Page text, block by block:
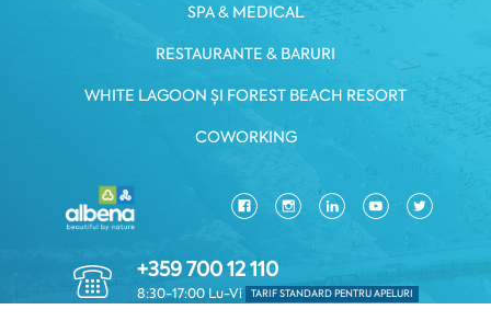
SPA & MEDICAL
RESTAURANTE & BARURI
WHITE LAGOON ȘI FOREST BEACH RESORT
COWORKING
+359 700 12 110
8:30-17:00 Lu-Vi TARIF STANDARD PENTRU APELURI